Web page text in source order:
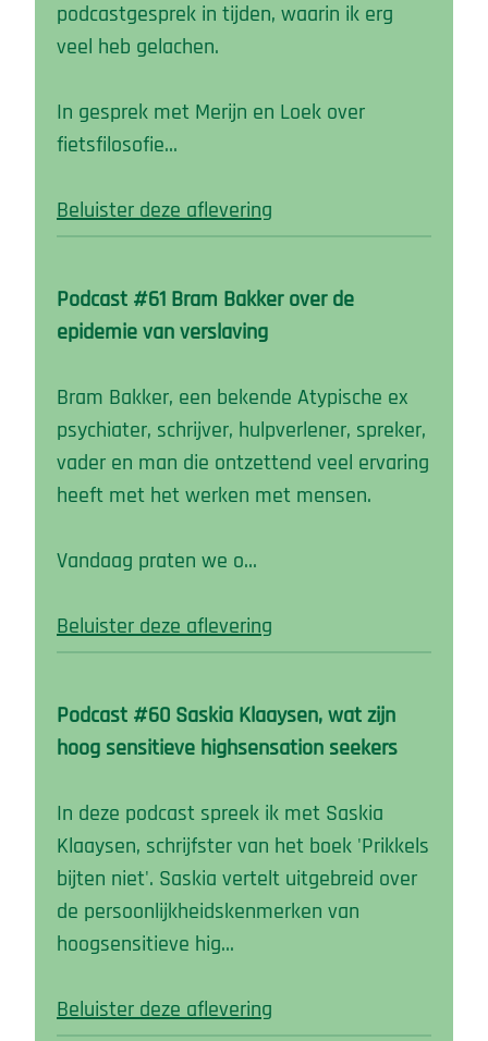
podcastgesprek in tijden, waarin ik erg
veel heb gelachen.
In gesprek met Merijn en Loek over
fietsfilosofie…
Beluister deze aflevering
Podcast #61 Bram Bakker over de
epidemie van verslaving
Bram Bakker, een bekende Atypische ex
psychiater, schrijver, hulpverlener, spreker,
vader en man die ontzettend veel ervaring
heeft met het werken met mensen.
Vandaag praten we o…
Beluister deze aflevering
Podcast #60 Saskia Klaaysen, wat zijn
hoog sensitieve highsensation seekers
In deze podcast spreek ik met Saskia
Klaaysen, schrijfster van het boek 'Prikkels
bijten niet'. Saskia vertelt uitgebreid over
de persoonlijkheidskenmerken van
hoogsensitieve hig…
Beluister deze aflevering